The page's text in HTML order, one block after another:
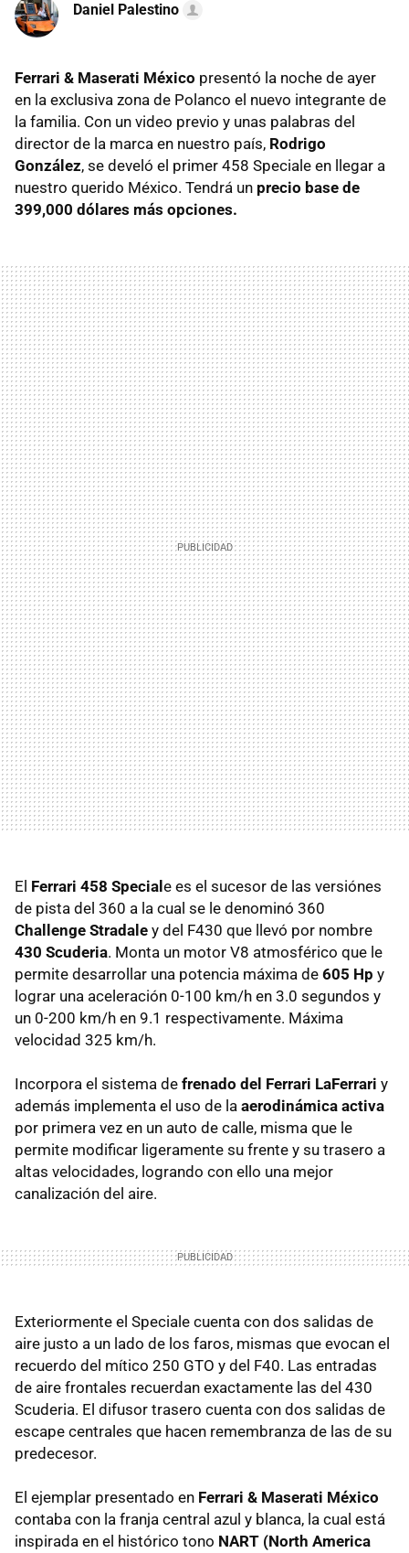
Daniel Palestino
Ferrari & Maserati México presentó la noche de ayer
en la exclusiva zona de Polanco el nuevo integrante de
la familia. Con un video previo y unas palabras del
director de la marca en nuestro país, Rodrigo
González, se develó el primer 458 Speciale en llegar a
nuestro querido México. Tendrá un precio base de
399,000 dólares más opciones.
El Ferrari 458 Special e es el sucesor de las versiónes
de pista del 360 a la cual se le denominó 360
Challenge Stradale y del F430 que llevó por nombre
430 Scuderia. Monta un motor V8 atmosférico que le
permite desarrollar una potencia máxima de 605 Hp y
lograr una aceleración 0-100 km/h en 3.0 segundos y
un 0-200 km/h en 9.1 respectivamente. Máxima
velocidad 325 km/h.
Incorpora el sistema de frenado del Ferrari LaFerrari y
además implementa el uso de la aerodinámica activa
por primera vez en un auto de calle, misma que le
permite modificar ligeramente su frente y su trasero a
altas velocidades, logrando con ello una mejor
canalización del aire.
Exteriormente el Speciale cuenta con dos salidas de
aire justo a un lado de los faros, mismas que evocan el
recuerdo del mítico 250 GTO y del F40. Las entradas
de aire frontales recuerdan exactamente las del 430
Scuderia. El difusor trasero cuenta con dos salidas de
escape centrales que hacen remembranza de las de su
predecesor.
El ejemplar presentado en Ferrari & Maserati México
contaba con la franja central azul y blanca, la cual está
inspirada en el histórico tono NART (North America